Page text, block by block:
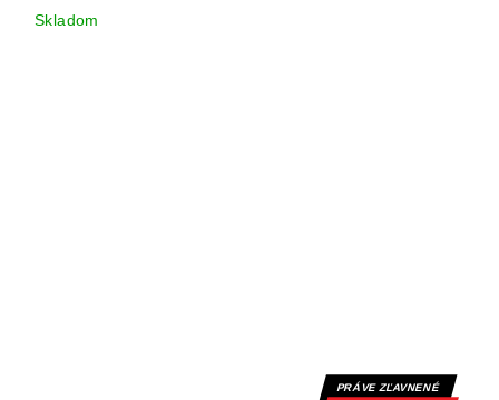
Skladom
PRÁVE ZĽAVNENÉ